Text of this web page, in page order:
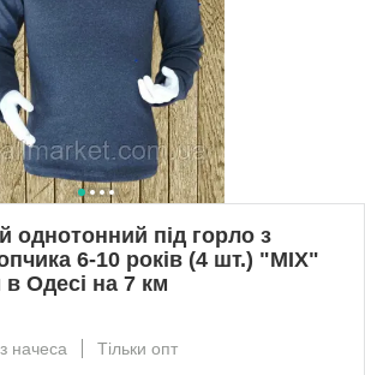
однотонний під горло з
6-10 років (4 шт.) "MIX"
в Одесі на 7 км
начеса
Тільки опт